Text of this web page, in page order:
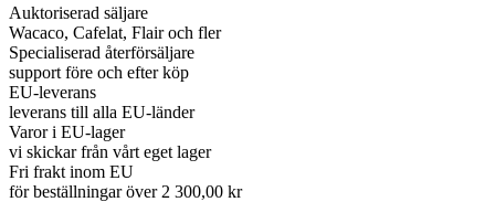
Auktoriserad säljare
Wacaco, Cafelat, Flair och fler
Specialiserad återförsäljare
support före och efter köp
EU-leverans
leverans till alla EU-länder
Varor i EU-lager
vi skickar från vårt eget lager
Fri frakt inom EU
för beställningar över 2 300,00 kr